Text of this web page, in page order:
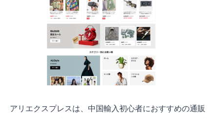
アリエクスプレスは、中国輸入初心者におすすめの通販